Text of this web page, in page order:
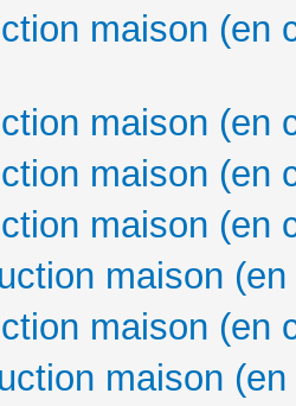
maison (en
maison (en
maison (en
maison (en
maison
maison (en
maison